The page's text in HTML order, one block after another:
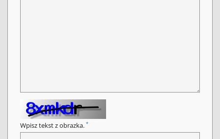
Wpisz tekst z obrazka. *